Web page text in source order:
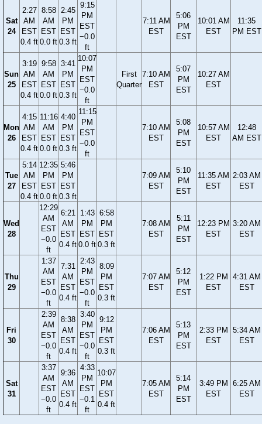
Sat
24
2:27
AM
EST
0.4 ft
8:58
AM
EST
0.0 ft
2:45
PM
EST
0.3 ft
9:15
PM
EST
−0.0
ft
7:11 AM
EST
5:06
PM
EST
10:01 AM
EST
11:35
PM EST
Sun
25
3:19
AM
EST
0.4 ft
9:58
AM
EST
0.0 ft
3:41
PM
EST
0.3 ft
10:07
PM
EST
−0.0
ft
First
Quarter
7:10 AM
EST
5:07
PM
EST
10:27 AM
EST
Mon
26
4:15
AM
EST
0.4 ft
11:16
AM
EST
0.0 ft
4:40
PM
EST
0.3 ft
11:15
PM
EST
−0.0
ft
7:10 AM
EST
5:08
PM
EST
10:57 AM
EST
12:48
AM EST
Tue
27
5:14
AM
EST
0.4 ft
12:35
PM
EST
0.0 ft
5:46
PM
EST
0.3 ft
7:09 AM
EST
5:10
PM
EST
11:35 AM
EST
2:03 AM
EST
Wed
28
12:29
AM
EST
−0.0
ft
6:21
AM
EST
0.4 ft
1:43
PM
EST
0.0 ft
6:58
PM
EST
0.3 ft
7:08 AM
EST
5:11
PM
EST
12:23 PM
EST
3:20 AM
EST
Thu
29
1:37
AM
EST
−0.0
ft
7:31
AM
EST
0.4 ft
2:43
PM
EST
−0.0
ft
8:09
PM
EST
0.3 ft
7:07 AM
EST
5:12
PM
EST
1:22 PM
EST
4:31 AM
EST
Fri
30
2:39
AM
EST
−0.0
ft
8:38
AM
EST
0.4 ft
3:40
PM
EST
−0.0
ft
9:12
PM
EST
0.3 ft
7:06 AM
EST
5:13
PM
EST
2:33 PM
EST
5:34 AM
EST
Sat
31
3:37
AM
EST
−0.0
ft
9:36
AM
EST
0.4 ft
4:33
PM
EST
−0.1
ft
10:07
PM
EST
0.4 ft
7:05 AM
EST
5:14
PM
EST
3:49 PM
EST
6:25 AM
EST